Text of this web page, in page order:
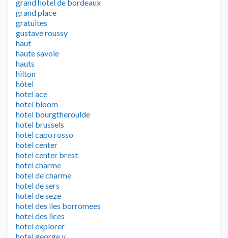
grand hotel de bordeaux
grand place
gratuites
gustave roussy
haut
haute savoie
hauts
hilton
hôtel
hotel ace
hotel bloom
hotel bourgtheroulde
hotel brussels
hotel capo rosso
hotel center
hotel center brest
hotel charme
hotel de charme
hotel de sers
hotel de seze
hotel des iles borromees
hotel des lices
hotel explorer